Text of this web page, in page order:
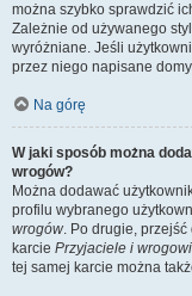
można szybko sprawdzić
Zależnie od używanego
wyróżniane. Jeśli
przez niego napisane
Na górę
W jaki sposób można
wrogów?
Można dodawać
profilu wybranego
wrogów. Po drugie,
karcie Przyjaciele i
tej samej karcie można